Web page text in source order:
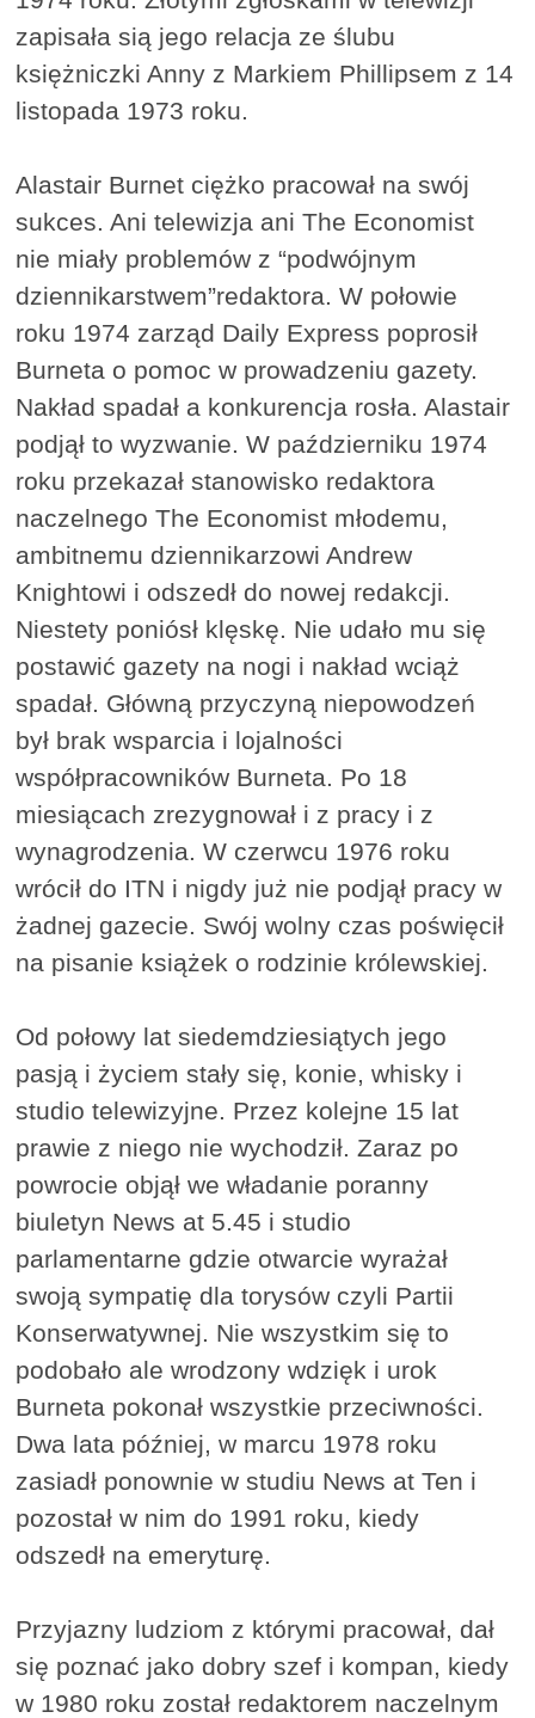
zapisała sią jego relacja ze ślubu
księżniczki Anny z Markiem Phillipsem z 14
listopada 1973 roku.
Alastair Burnet ciężko pracował na swój
sukces. Ani telewizja ani The Economist
nie miały problemów z “podwójnym
dziennikarstwem”redaktora. W połowie
roku 1974 zarząd Daily Express poprosił
Burneta o pomoc w prowadzeniu gazety.
Nakład spadał a konkurencja rosła. Alastair
podjął to wyzwanie. W październiku 1974
roku przekazał stanowisko redaktora
naczelnego The Economist młodemu,
ambitnemu dziennikarzowi Andrew
Knightowi i odszedł do nowej redakcji.
Niestety poniósł klęskę. Nie udało mu się
postawić gazety na nogi i nakład wciąż
spadał. Główną przyczyną niepowodzeń
był brak wsparcia i lojalności
współpracowników Burneta. Po 18
miesiącach zrezygnował i z pracy i z
wynagrodzenia. W czerwcu 1976 roku
wrócił do ITN i nigdy już nie podjął pracy w
żadnej gazecie. Swój wolny czas poświęcił
na pisanie książek o rodzinie królewskiej.
Od połowy lat siedemdziesiątych jego
pasją i życiem stały się, konie, whisky i
studio telewizyjne. Przez kolejne 15 lat
prawie z niego nie wychodził. Zaraz po
powrocie objął we władanie poranny
biuletyn News at 5.45 i studio
parlamentarne gdzie otwarcie wyrażał
swoją sympatię dla torysów czyli Partii
Konserwatywnej. Nie wszystkim się to
podobało ale wrodzony wdzięk i urok
Burneta pokonał wszystkie przeciwności.
Dwa lata później, w marcu 1978 roku
zasiadł ponownie w studiu News at Ten i
pozostał w nim do 1991 roku, kiedy
odszedł na emeryturę.
Przyjazny ludziom z którymi pracował, dał
się poznać jako dobry szef i kompan, kiedy
w 1980 roku został redaktorem naczelnym